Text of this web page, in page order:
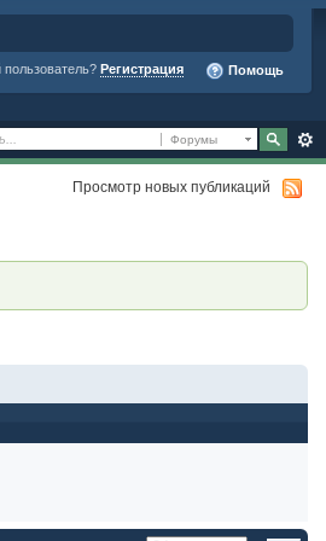
Регистрация Помощь
Форумы
Просмотр новых публикаций